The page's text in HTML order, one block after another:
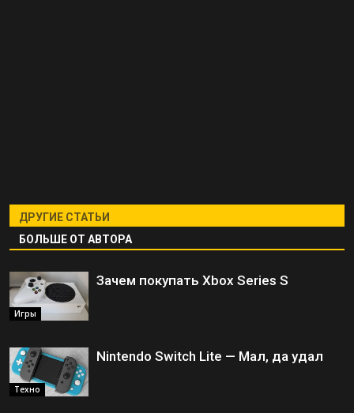
ДРУГИЕ СТАТЬИ
БОЛЬШЕ ОТ АВТОРА
Игры
Зачем покупать Xbox Series S
Техно
Nintendo Switch Lite — Мал, да удал